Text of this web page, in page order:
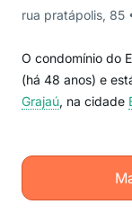
rua pratápolis, 85
O condomínio do
(há 48 anos) e
Grajaú, na cidade